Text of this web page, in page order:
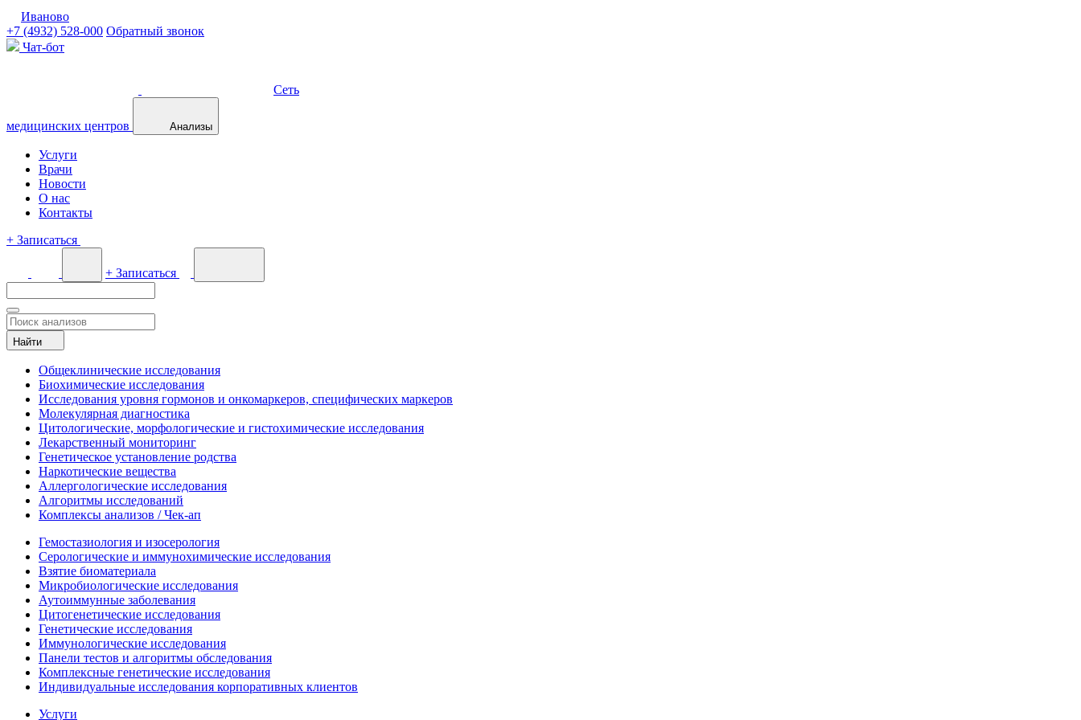
Иваново
+7 (4932) 528-000 Обратный звонок
Чат-бот
Сеть
медицинских центров Анализы
Услуги
Врачи
Новости
О нас
Контакты
+ Записаться
+ Записаться
Найти
Общеклинические исследования
Биохимические исследования
Исследования уровня гормонов и онкомаркеров, специфических маркеров
Молекулярная диагностика
Цитологические, морфологические и гистохимические исследования
Лекарственный мониторинг
Генетическое установление родства
Наркотические вещества
Аллергологические исследования
Алгоритмы исследований
Комплексы анализов / Чек-ап
Гемостазиология и изосерология
Серологические и иммунохимические исследования
Взятие биоматериала
Микробиологические исследования
Аутоиммунные заболевания
Цитогенетические исследования
Генетические исследования
Иммунологические исследования
Панели тестов и алгоритмы обследования
Комплексные генетические исследования
Индивидуальные исследования корпоративных клиентов
Услуги